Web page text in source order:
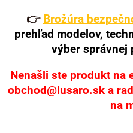
👉 Brožúra
prehľad modelov,
výber správnej
Nenašli ste produkt na
obchod@lusaro.ska
na